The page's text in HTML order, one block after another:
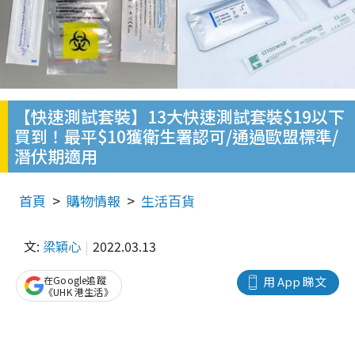
【快速測試套裝】13大快速測試套裝$19以下
買到！最平$10獲衛生署認可/通過歐盟標準/
潛伏期適用
首頁 購物情報 生活百貨
文: 梁穎心 2022.03.13
用 App 睇文
在Google追蹤
《UHK 港生活》